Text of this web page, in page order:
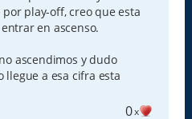
play-off, creo que esta
en ascenso.
ascendimos y dudo
a esa cifra esta
0x